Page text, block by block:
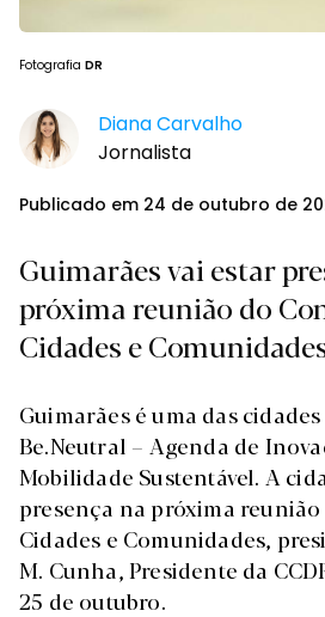
Fotografia DR
Diana Carvalho
Jornalista
Publicado em 24 de outubro de
Guimarães vai estar
próxima reunião do
Cidades e
Guimarães é uma das
Be.Neutral – Agenda de
Mobilidade Sustentável. A
presença na próxima
Cidades e Comunidades,
M. Cunha, Presidente da
25 de outubro.